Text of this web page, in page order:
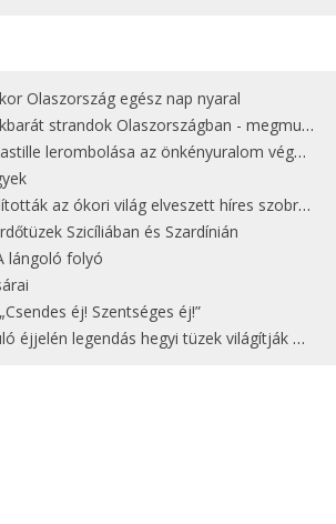
Olaszország egész nap nyaral
strandok Olaszországban - megmutatjuk a 15 legjobbat
lerombolása az önkényuralom végét jelentette
az ókori világ elveszett híres szobrának másolatát
Szicíliában és Szardínián
lángoló folyó
éj! Szentséges éj!”
legendás hegyi tüzek világítják meg Zugspitzét